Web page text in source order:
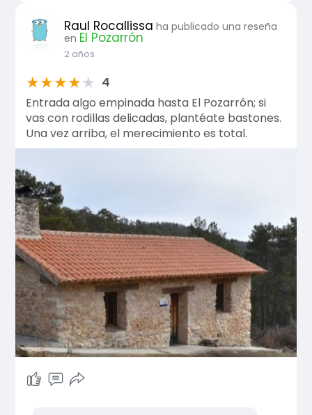
Raul Rocallissa ha publicado una reseña
en El Pozarrón
2 años
★★★★★ 4
Entrada algo empinada hasta El Pozarrón; si
vas con rodillas delicadas, plantéate bastones.
Una vez arriba, el merecimiento es total.